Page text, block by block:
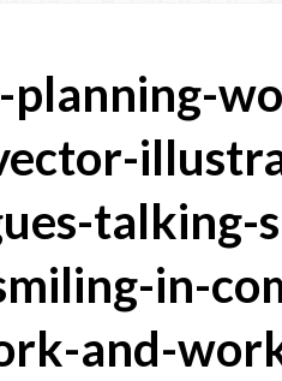
planning-
talking-
in-
and-